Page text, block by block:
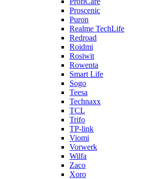
Proscenic
Puron
Realme TechLife
Redroad
Roidmi
Rosiwit
Rowenta
Smart Life
Sogo
Teesa
Technaxx
TCL
Trifo
TP-link
Viomi
Vorwerk
Wilfa
Zaco
Xoro